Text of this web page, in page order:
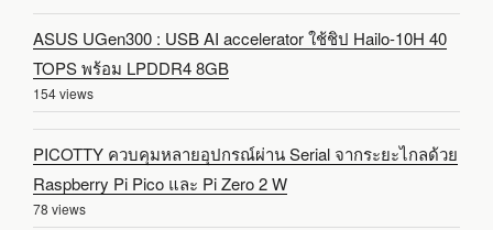
ASUS UGen300 : USB AI accelerator ใช้ชิป Hailo-10H 40
TOPS พร้อม LPDDR4 8GB
154 views
PICOTTY ควบคุมหลายอุปกรณ์ผ่าน Serial จากระยะไกลด้วย
Raspberry Pi Pico และ Pi Zero 2 W
78 views